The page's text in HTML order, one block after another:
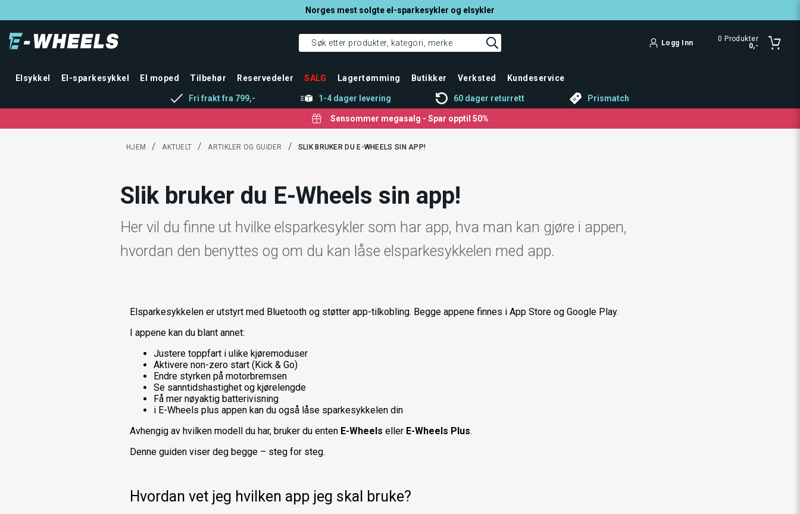
Norges mest solgte el-sparkesykler og elsykler
Logg Inn 0 Produkter
0,-
Elsykkel El-sparkesykkel El moped Tilbehør Reservedeler SALG Lagertømming Butikker Verksted Kundeservice
Fri frakt fra 799,- 1-4 dager levering 60 dager returrett Prismatch
Sensommer megasalg - Spar opptil 50%
HJEM / AKTUELT / ARTIKLER OG GUIDER / SLIK BRUKER DU E-WHEELS SIN APP!
Slik bruker du E-Wheels sin app!
Her vil du finne ut hvilke elsparkesykler som har app, hva man kan gjøre i appen,
hvordan den benyttes og om du kan låse elsparkesykkelen med app.
Elsparkesykkelen er utstyrt med Bluetooth og støtter app-tilkobling. Begge appene finnes i App Store og Google Play.
I appene kan du blant annet:
Justere toppfart i ulike kjøremoduser
Aktivere non-zero start (Kick & Go)
Endre styrken på motorbremsen
Se sanntidshastighet og kjørelengde
Få mer nøyaktig batterivisning
i E-Wheels plus appen kan du også låse sparkesykkelen din
Avhengig av hvilken modell du har, bruker du enten E-Wheels eller E-Wheels Plus.
Denne guiden viser deg begge – steg for steg.
Hvordan vet jeg hvilken app jeg skal bruke?